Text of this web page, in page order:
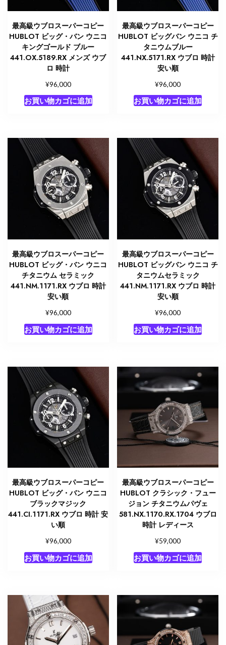
最高級ウブロスーパーコピー
HUBLOT ビッグ・バン ウニコ
キングゴールド ブルー
441.OX.5189.RX メンズ ウブ
ロ 時計
¥96,000
お買い物カゴに追加
最高級ウブロスーパーコピー
HUBLOT ビッグバン ウニコ チ
タニウムブルー
441.NX.5171.RX ウブロ 時計
安い順
¥96,000
お買い物カゴに追加
最高級ウブロスーパーコピー
HUBLOT ビッグ・バン ウニコ
チタニウム セラミック
441.NM.1171.RX ウブロ 時計
安い順
¥96,000
お買い物カゴに追加
最高級ウブロスーパーコピー
HUBLOT ビッグバン ウニコ チ
タニウムセラミック
441.NM.1171.RX ウブロ 時計
安い順
¥96,000
お買い物カゴに追加
最高級ウブロスーパーコピー
HUBLOT ビッグ・バン ウニコ
ブラックマジック
441.CI.1171.RX ウブロ 時計 安
い順
¥96,000
お買い物カゴに追加
最高級ウブロスーパーコピー
HUBLOT クラシック・フュー
ジョン チタニウムパヴェ
581.NX.1170.RX.1704 ウブロ
時計 レディース
¥59,000
お買い物カゴに追加